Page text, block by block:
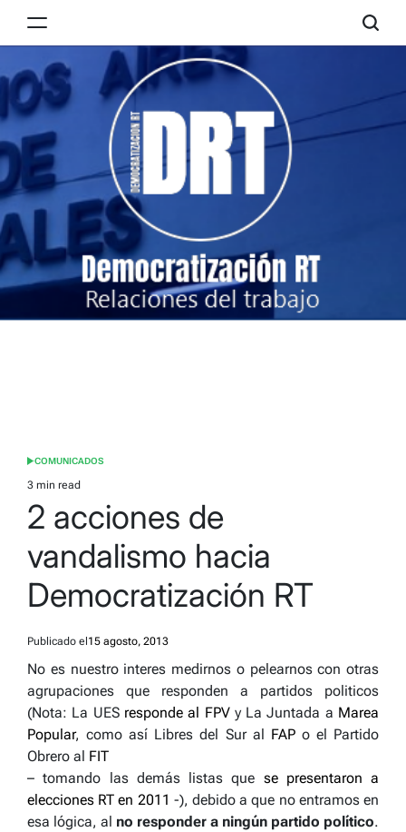
RT
POSTED
IN
COMUNICADOS
Estimated
read
time
3 min read
2 acciones de
vandalismo hacia
Democratización RT
Publicado el 15 agosto, 2013
No es nuestro interes medirnos o pelearnos con otras
agrupaciones que responden a partidos politicos
(Nota: La UES responde al FPVy La Juntada a Marea
Popular, como así Libres del Sur al FAPo el Partido
Obrero al FIT
– tomando las demás listas que se presentaron a
elecciones RT en 2011 -), debido a que no entramos en
esa lógica, al no responder a ningún partido político.